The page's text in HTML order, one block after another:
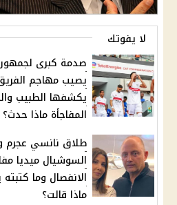
لا يفوتك
صدمة كبرى
يصيب مهاجم
يكشفها الطبيب
المفاجأة ماذا حدث؟
طلاق نانسي عجرم
السوشيال ميديا
الانفصال وما
ماذا قالت؟